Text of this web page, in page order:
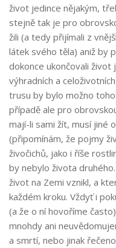
život jedince nějakým,
stejně tak je pro
žili (a tedy přijímali z
látek svého těla) aniž by
dokonce ukončovali život
výhradních a
trusu by bylo možno
případě ale pro
mají-li sami žít, musí jiné
(připomínám, že pojmy
živočichů, jako i říše
by nebylo života
život na Zemi vznikl, a
každém kroku. Vždyť i
(a že o ní hovoříme
mnohdy ani
a smrtí, nebo jinak